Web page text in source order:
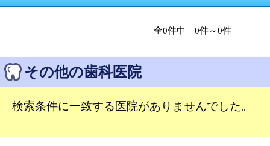
全0件中 0件～0件
その他の歯科医院
検索条件に一致する医院がありませんでした。